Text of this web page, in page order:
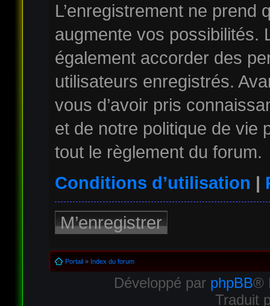
L’enregistrement ne prend
augmente vos possibilités.
également accorder des
utilisateurs enregistrés.
vous d’avoir pris
et de notre politique de vie
tout le règlement du forum.
Conditions d’utilisation |
M’enregistrer
Portail» Index du forum
Développé par phpBB®
Traduit